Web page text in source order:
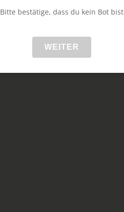
Bitte bestätige, dass du kein Bot bist
WEITER